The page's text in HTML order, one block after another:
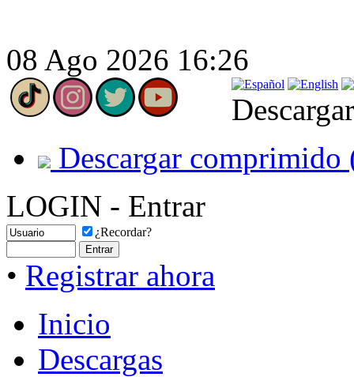
08 Ago 2026 16:26
Descargar comprimido
LOGIN - Entrar
¿Recordar?
• Registrar ahora
Inicio
Descargas